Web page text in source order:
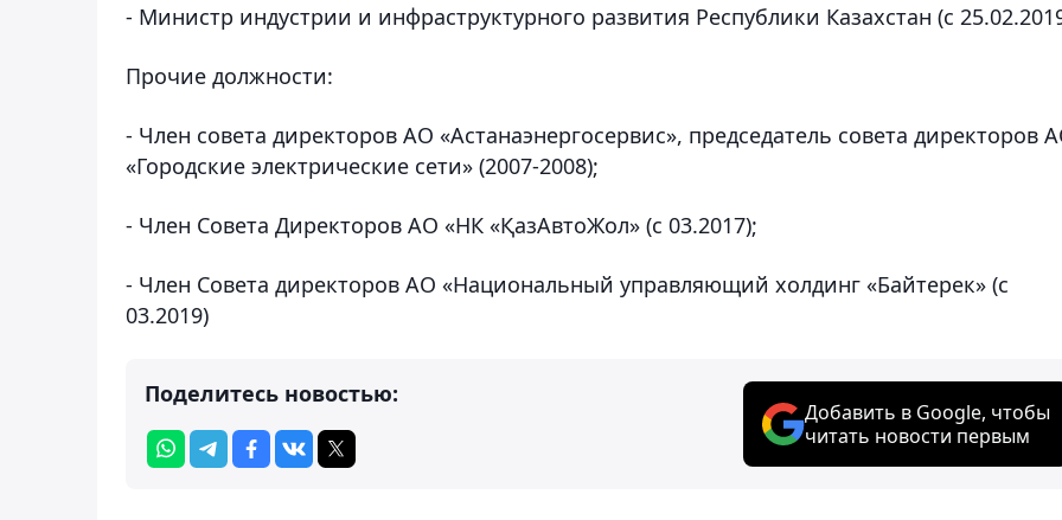
- Министр индустрии и инфраструктурного развития Республики Казахстан (с
Прочие должности:
- Член совета директоров АО «Астанаэнергосервис», председатель совета директоров
«Городские электрические сети» (2007-2008);
- Член Совета Директоров АО «НК «ҚазАвтоЖол» (с 03.2017);
- Член Совета директоров АО «Национальный управляющий холдинг «Байтерек» (с
03.2019)
Поделитесь новостью:
Добавить в Google, чтобы
читать новости первым